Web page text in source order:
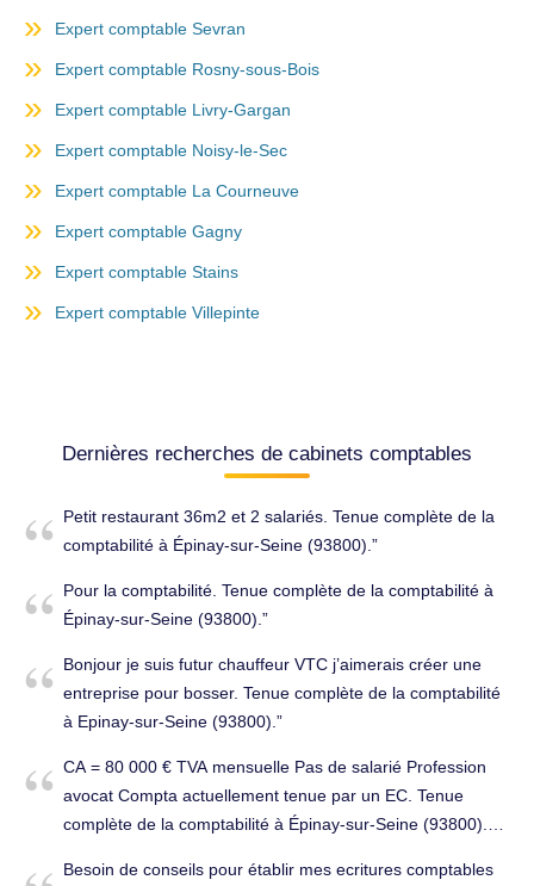
Expert comptable Sevran
Expert comptable Rosny-sous-Bois
Expert comptable Livry-Gargan
Expert comptable Noisy-le-Sec
Expert comptable La Courneuve
Expert comptable Gagny
Expert comptable Stains
Expert comptable Villepinte
Dernières recherches de cabinets comptables
Petit restaurant 36m2 et 2 salariés. Tenue complète de la
comptabilité à Épinay-sur-Seine (93800).
Pour la comptabilité. Tenue complète de la comptabilité à
Épinay-sur-Seine (93800).
Bonjour je suis futur chauffeur VTC j’aimerais créer une
entreprise pour bosser. Tenue complète de la comptabilité
à Epinay-sur-Seine (93800).
CA = 80 000 € TVA mensuelle Pas de salarié Profession
avocat Compta actuellement tenue par un EC. Tenue
complète de la comptabilité à Épinay-sur-Seine (93800).
Besoin de conseils pour établir mes ecritures comptables